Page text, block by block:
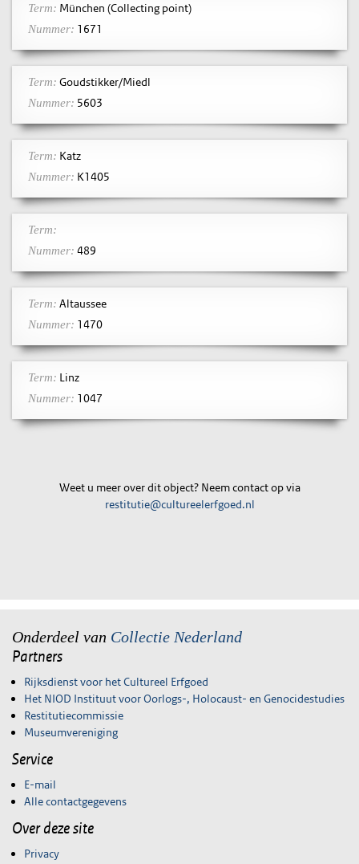
Term: München (Collecting point)
Nummer: 1671
Term: Goudstikker/Miedl
Nummer: 5603
Term: Katz
Nummer: K1405
Term:
Nummer: 489
Term: Altaussee
Nummer: 1470
Term: Linz
Nummer: 1047
Weet u meer over dit object? Neem contact op via
restitutie@cultureelerfgoed.nl
Onderdeel van Collectie Nederland
Partners
Rijksdienst voor het Cultureel Erfgoed
Het NIOD Instituut voor Oorlogs-, Holocaust- en Genocidestudies
Restitutiecommissie
Museumvereniging
Service
E-mail
Alle contactgegevens
Over deze site
Privacy